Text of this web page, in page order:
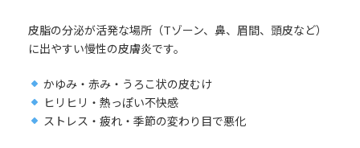
皮脂の分泌が活発な場所（Tゾーン、鼻、眉間、頭皮など）
に出やすい慢性の皮膚炎です。
かゆみ・赤み・うろこ状の皮むけ
ヒリヒリ・熱っぽい不快感
ストレス・疲れ・季節の変わり目で悪化